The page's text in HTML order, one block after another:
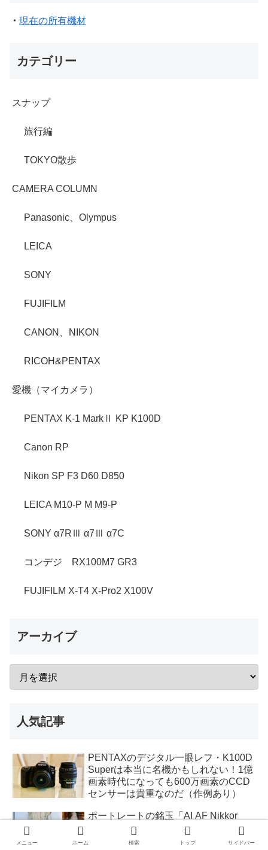
・ 現在の所有機材
カテゴリー
スナップ
旅行編
TOKYO散歩
CAMERA COLUMN
Panasonic、Olympus
LEICA
SONY
FUJIFILM
CANON、NIKON
RICOH&PENTAX
愛機（マイカメラ）
PENTAX K-1 MarkⅡ KP K100D
Canon RP
Nikon SP F3 D60 D850
LEICA M10-P M M9-P
SONY α7RⅢ α7Ⅲ α7C
コンデジ RX100M7 GR3
FUJIFILM X-T4 X-Pro2 X100V
アーカイブ
人気記事
PENTAXのデジタル一眼レフ・K100D
Superは本当に名機かもしれない！1億
画素時代になっても600万画素のCCD
センサーは貴重なのだ（作例あり）
ポートレートの銘玉「AI AF Nikkor
85mm f1.4D (IF)」は抜群のスナップレ
ンズだった！フィルム時代の大口径レ
メニュー ホーム 検索 トップ サイドバー